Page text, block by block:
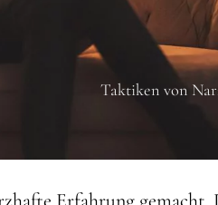
Taktiken von